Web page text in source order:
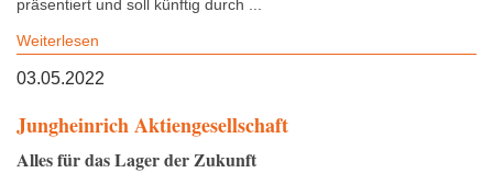
präsentiert und soll künftig durch ...
Weiterlesen
03.05.2022
Jungheinrich Aktiengesellschaft
Alles für das Lager der Zukunft